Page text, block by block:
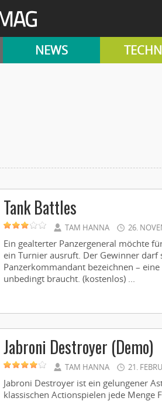
NEWS
Tank Battles
TAM HANNA 26.
Ein gealterter Panzergeneral möchte
ein Turnier ausruft. Der Gewinner darf
Panzerkommandant bezeichnen –
unbedingt braucht. (kostenlos) ...
Jabroni Destroyer (Demo)
TAM HANNA 21.
Jabroni Destroyer ist ein gelungener
klassischen Actionspielen jede Menge